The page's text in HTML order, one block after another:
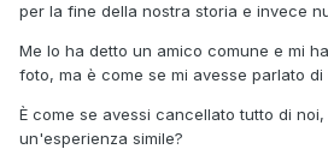
per la fine della nostra storia e invece
Me lo ha detto un amico comune e mi
foto, ma è come se mi avesse parlato
È come se avessi cancellato tutto di
un'esperienza simile?